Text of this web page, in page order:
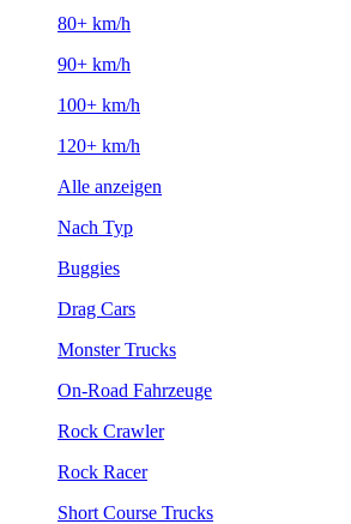
80+ km/h
90+ km/h
100+ km/h
120+ km/h
Alle anzeigen
Nach Typ
Buggies
Drag Cars
Monster Trucks
On-Road Fahrzeuge
Rock Crawler
Rock Racer
Short Course Trucks